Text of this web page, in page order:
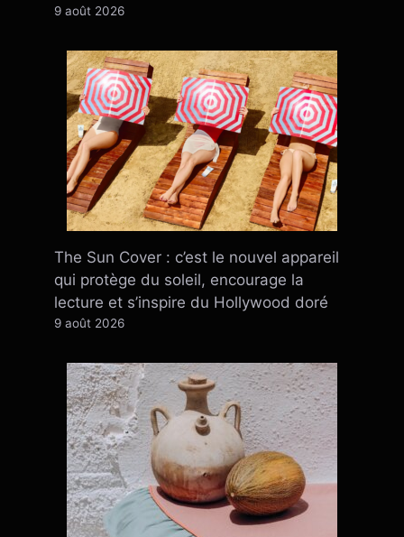
9 août 2026
The Sun Cover : c’est le nouvel appareil
qui protège du soleil, encourage la
lecture et s’inspire du Hollywood doré
9 août 2026